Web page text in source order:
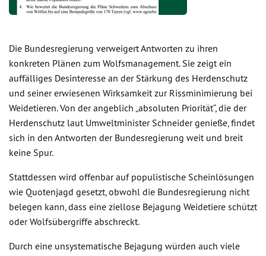
Die Bundesregierung verweigert Antworten zu ihren
konkreten Plänen zum Wolfsmanagement. Sie zeigt ein
auffälliges Desinteresse an der Stärkung des Herdenschutz
und seiner erwiesenen Wirksamkeit zur Rissminimierung bei
Weidetieren. Von der angeblich „absoluten Priorität“, die der
Herdenschutz laut Umweltminister Schneider genieße, findet
sich in den Antworten der Bundesregierung weit und breit
keine Spur.
Stattdessen wird offenbar auf populistische Scheinlösungen
wie Quotenjagd gesetzt, obwohl die Bundesregierung nicht
belegen kann, dass eine ziellose Bejagung Weidetiere schützt
oder Wolfsübergriffe abschreckt.
Durch eine unsystematische Bejagung würden auch viele